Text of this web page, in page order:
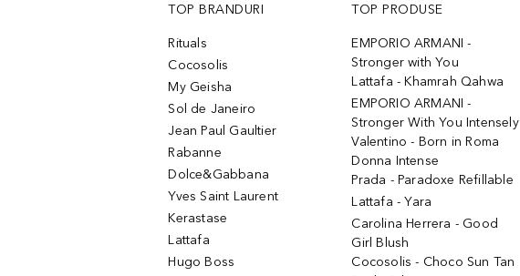
TOP BRANDURI
Rituals
Cocosolis
My Geisha
Sol de Janeiro
Jean Paul Gaultier
Rabanne
Dolce&Gabbana
Yves Saint Laurent
Kerastase
Lattafa
Hugo Boss
TOP PRODUSE
EMPORIO ARMANI -
Stronger with You
Lattafa - Khamrah Qahwa
EMPORIO ARMANI -
Stronger With You Intensely
Valentino - Born in Roma
Donna Intense
Prada - Paradoxe Refillable
Lattafa - Yara
Carolina Herrera - Good
Girl Blush
Cocosolis - Choco Sun Tan